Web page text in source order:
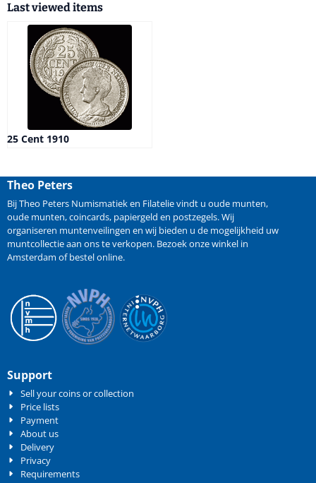
Last viewed items
25 Cent 1910
Theo Peters
Bij Theo Peters Numismatiek en Filatelie vindt u oude munten,
oude munten,coincards, papiergeld en postzegels. Wij
organiseren muntenveilingen en wij bieden u de mogelijkheid uw
muntcollectie aan ons te verkopen. Bezoek onze winkel in
Amsterdam of bestel online.
Support
Sell your coins or collection
Price lists
Payment
About us
Delivery
Privacy
Requirements